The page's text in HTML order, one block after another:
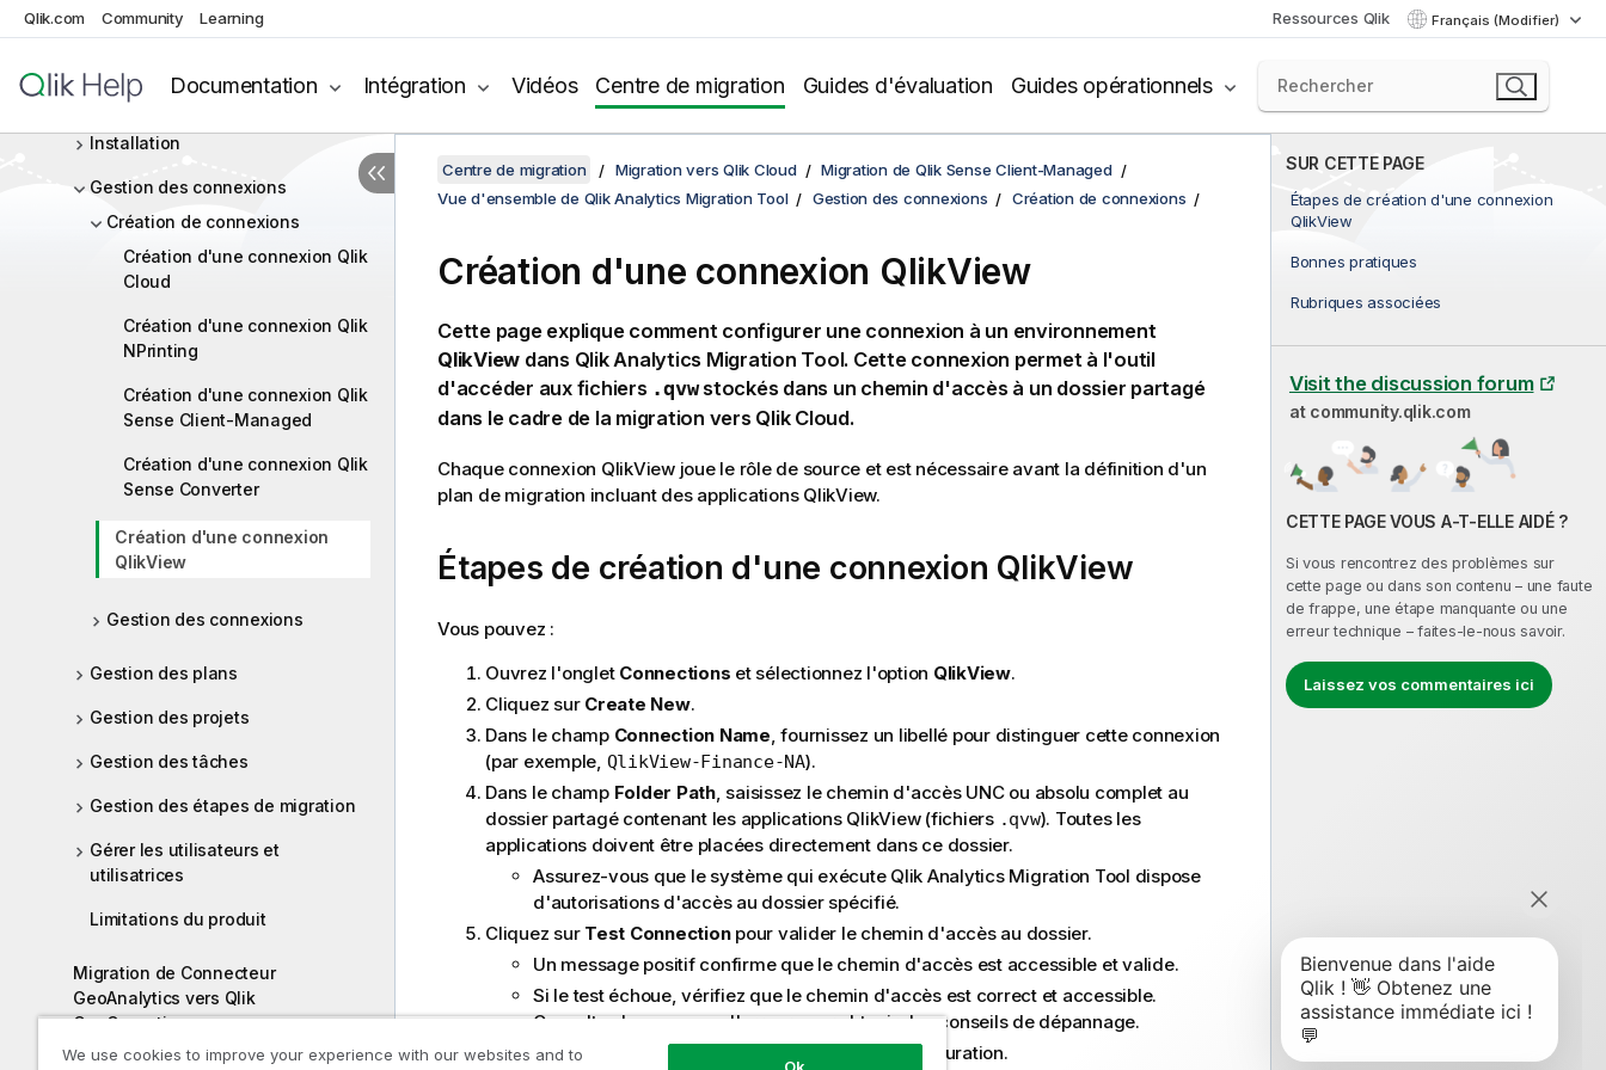
Qlik.com Community Learning Ressources Qlik Français (Modifier)
Documentation Intégration Vidéos Centre de migration Guides d'évaluation Guides opérationnels
Navigation dans Qlik Analytics
Planification de votre migration
Installation
Gestion des connexions
Création de connexions
Création d'une connexion Qlik
Cloud
Création d'une connexion Qlik
NPrinting
Création d'une connexion Qlik
Sense Client-Managed
Création d'une connexion Qlik
Sense Converter
Création d'une connexion
QlikView
Gestion des connexions
Gestion des plans
Gestion des projets
Gestion des tâches
Gestion des étapes de migration
Gérer les utilisateurs et
utilisatrices
Limitations du produit
Migration de Connecteur
GeoAnalytics vers Qlik
GeoOperations
SUR CETTE PAGE
Étapes de création d'une connexion
QlikView
Bonnes pratiques
Rubriques associées
Visit the discussion forum
at community.qlik.com
CETTE PAGE VOUS A-T-ELLE AIDÉ ?
Si vous rencontrez des problèmes sur
cette page ou dans son contenu – une faute
de frappe, une étape manquante ou une
erreur technique – faites-le-nous savoir.
Laissez vos commentaires ici
Centre de migration Migration vers Qlik Cloud
Migration de Qlik Sense Client-Managed
Vue d'ensemble de Qlik Analytics Migration Tool
Gestion des connexions Création de connexions
Création d'une connexion QlikView
Cette page explique comment configurer une connexion à un environnement
QlikView dans Qlik Analytics Migration Tool. Cette connexion permet à l'outil
d'accéder aux fichiers .qvwstockés dans un chemin d'accès à un dossier partagé
dans le cadre de la migration vers Qlik Cloud.
Chaque connexion QlikView joue le rôle de source et est nécessaire avant la définition d'un
plan de migration incluant des applications QlikView.
Étapes de création d'une connexion QlikView
Vous pouvez :
Ouvrez l'onglet Connections et sélectionnez l'option QlikView.
Cliquez sur Create New.
Dans le champ Connection Name , fournissez un libellé pour distinguer cette connexion
(par exemple, QlikView-Finance-NA).
Dans le champ Folder Path, saisissez le chemin d'accès UNC ou absolu complet au
dossier partagé contenant les applications QlikView (fichiers .qvw). Toutes les
applications doivent être placées directement dans ce dossier.
Assurez-vous que le système qui exécute Qlik Analytics Migration Tool dispose
d'autorisations d'accès au dossier spécifié.
Cliquez sur Test Connectionpour valider le chemin d'accès au dossier.
Un message positif confirme que le chemin d'accès est accessible et valide.
Si le test échoue, vérifiez que le chemin d'accès est correct et accessible.
Consultez le message d'erreur pour obtenir des conseils de dépannage.
Cliquez sur
Create Connection pour finaliser la configuration.
We use cookies to improve your experience with our websites and to